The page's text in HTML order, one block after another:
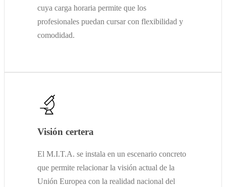
cuya carga horaria permite que los
profesionales puedan cursar con flexibilidad y
comodidad.
Visión certera
El M.I.T.A. se instala en un escenario concreto
que permite relacionar la visión actual de la
Unión Europea con la realidad nacional del